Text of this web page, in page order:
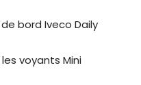
bord Iveco Daily
voyants Mini